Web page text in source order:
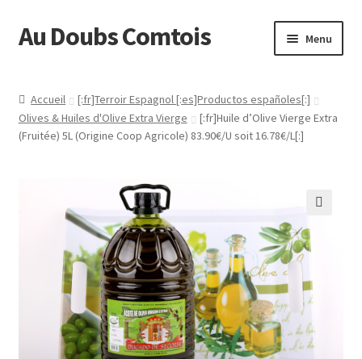
Aller
à
Aller
au
Au Doubs Comtois Menu
[:fr]Actualités[:es]Actualidad[:]
Categorias a la derecha :-) [:]
[:fr]Conditions générales de vente[:es]Condiciones
Generales de Venta[:]
[:fr]Connexion[:]
[:fr]Contact[:es]Contacto[:]
Accueil
[:fr]Terroir Espagnol [:es]Productos españoles[:]
Olives & Huiles d'Olive Extra Vierge
[:fr]Huile d’Olive Vierge Extra
(Fruitée) 5L (Origine Coop Agricole) 83.90€/U soit 16.78€/L[:]